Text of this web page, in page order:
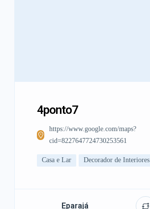
4ponto7
https://www.google.com/maps?
cid=8227647724730253561
Casa e Lar Decorador de Interiores
Eparajá